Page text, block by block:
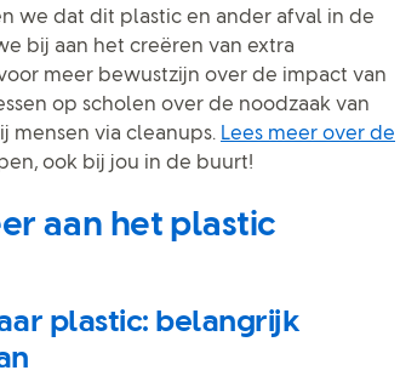
we dat dit plastic en ander afval in de
bij aan het creëren van extra
meer bewustzijn over de impact van
op scholen over de noodzaak van
mensen via cleanups. Lees meer over de
ook bij jou in de buurt!
aan het plastic
plastic: belangrijk